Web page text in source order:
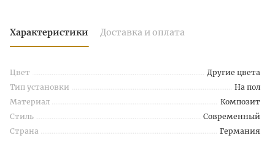
Характеристики Доставка и оплата
Цвет
Другие цвета
Тип установки
На пол
Материал
Композит
Стиль
Современный
Страна
Германия